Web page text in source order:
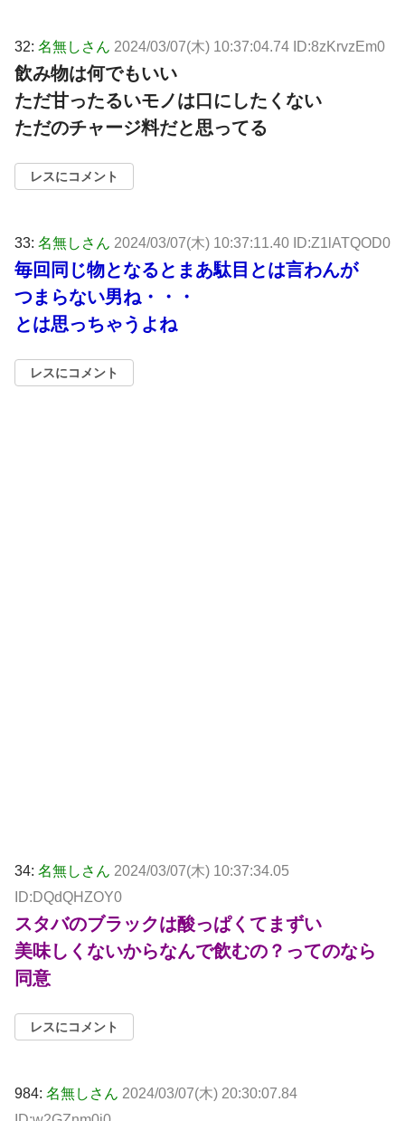
32: 名無しさん 2024/03/07(木) 10:37:04.74 ID:8zKrvzEm0
飲み物は何でもいい
ただ甘ったるいモノは口にしたくない
ただのチャージ料だと思ってる
レスにコメント
33: 名無しさん 2024/03/07(木) 10:37:11.40 ID:Z1lATQOD0
毎回同じ物となるとまあ駄目とは言わんが
つまらない男ね・・・
とは思っちゃうよね
レスにコメント
34: 名無しさん 2024/03/07(木) 10:37:34.05
ID:DQdQHZOY0
スタバのブラックは酸っぱくてまずい
美味しくないからなんで飲むの？ってのなら
同意
レスにコメント
984: 名無しさん 2024/03/07(木) 20:30:07.84